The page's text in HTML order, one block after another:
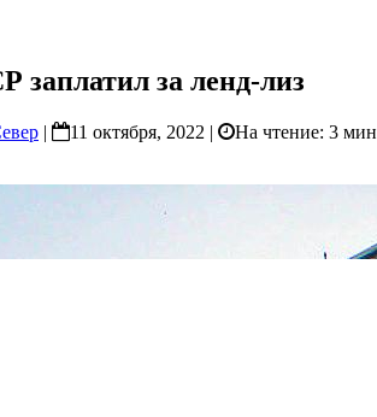
заплатил за ленд-лиз
| 11 октября, 2022 | На чтение: 3 мин